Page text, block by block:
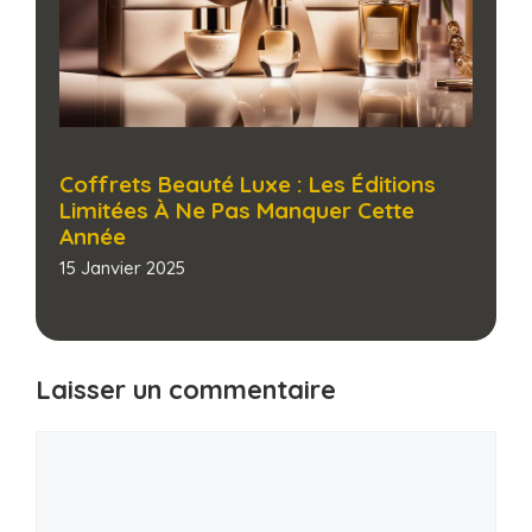
Coffrets Beauté Luxe : Les Éditions
Limitées À Ne Pas Manquer Cette
Année
15 Janvier 2025
Laisser un commentaire